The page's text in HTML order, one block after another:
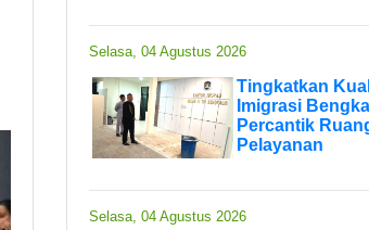
Selasa, 04 Agustus 2026
Tingkatkan
Imigrasi
Percantik
Pelayanan
Selasa, 04 Agustus 2026